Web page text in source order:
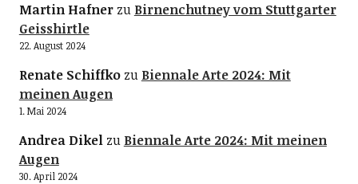
Martin Hafnerzu Birnenchutney vom Stuttgarter
Geisshirtle
22. August 2024
Renate Schiffkozu Biennale Arte 2024: Mit
meinen Augen
1. Mai 2024
Andrea Dikelzu Biennale Arte 2024: Mit meinen
Augen
30. April 2024